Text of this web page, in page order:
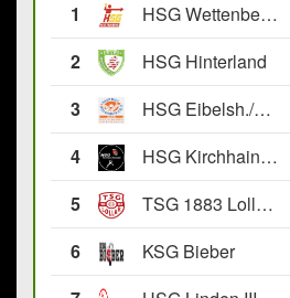
1
HSG Wettenberg III
2
HSG Hinterland
3
HSG Eibelsh./Ewersb. II
4
HSG Kirchhain/Neustadt II
5
TSG 1883 Lollar II
6
KSG Bieber